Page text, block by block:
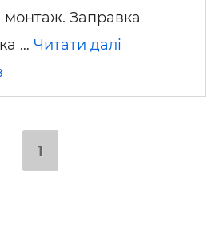
монтаж. Заправка
… Читати далі
1